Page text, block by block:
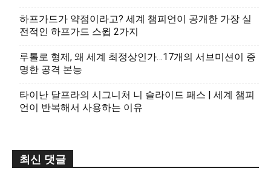
하프가드가 약점이라고? 세계 챔피언이 공개한 가장 실
전적인 하프가드 스윕 2가지
루톨로 형제, 왜 세계 최정상인가…17개의 서브미션이 증
명한 공격 본능
타이난 달프라의 시그니처 니 슬라이드 패스 | 세계 챔피
언이 반복해서 사용하는 이유
최신 댓글